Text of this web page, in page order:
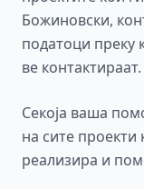
Божиновски,
податоци преку
ве контактираат.
Секоја ваша
на сите проекти
реализира и